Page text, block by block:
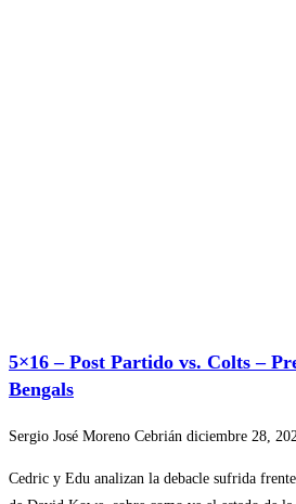
5×16 – Post Partido vs. Colts –
Bengals
Sergio José Moreno Cebrián diciembre 28,
Cedric y Edu analizan la debacle sufrida